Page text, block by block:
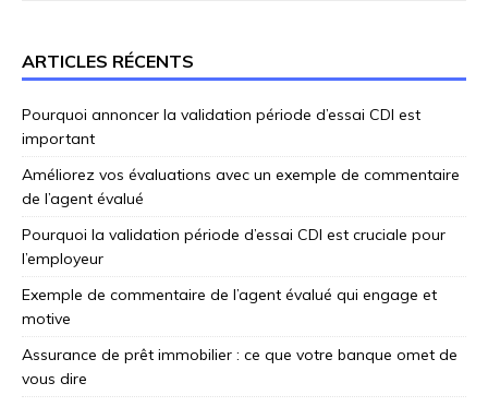
ARTICLES RÉCENTS
Pourquoi annoncer la validation période d’essai CDI est
important
Améliorez vos évaluations avec un exemple de commentaire
de l’agent évalué
Pourquoi la validation période d’essai CDI est cruciale pour
l’employeur
Exemple de commentaire de l’agent évalué qui engage et
motive
Assurance de prêt immobilier : ce que votre banque omet de
vous dire